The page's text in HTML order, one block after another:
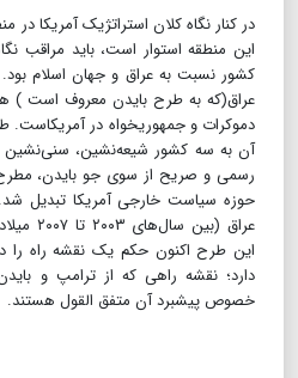
در کنار نگاه کلان استراتژیک آمریکا در
این منطقه استوار است، باید مراقب
کشور نسبت به عراق و جهان اسلام
عراق(که به طرح بایدن معروف است )
دموکرات و جمهوریخواه در آمریکاست.
آن به سه کشور شیعه‌نشین، سنی‌نشین
رسمی و صریح از سوی جو بایدن،
حوزه سیاست خارجی آمریکا تبدیل
عراق
این طرح اکنون حکم یک نقشه راه را
دارد؛ نقشه راهی که از ترامپ و بایدن
خصوص پیشبرد آن متفق القول هستند.